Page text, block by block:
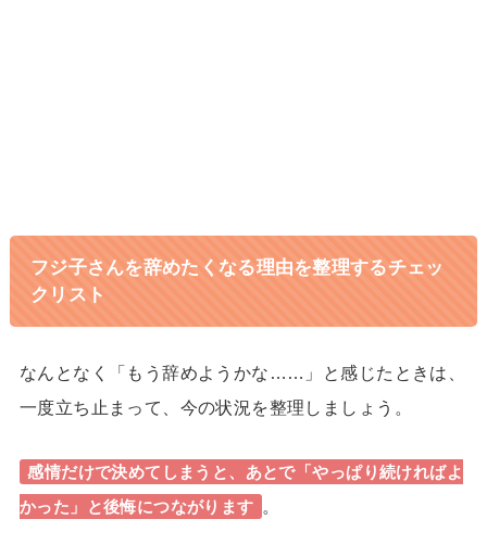
フジ子さんを辞めたくなる理由を整理するチェッ
クリスト
なんとなく「もう辞めようかな……」と感じたときは、
一度立ち止まって、今の状況を整理しましょう。
感情だけで決めてしまうと、あとで「やっぱり続ければよ
かった」と後悔につながります